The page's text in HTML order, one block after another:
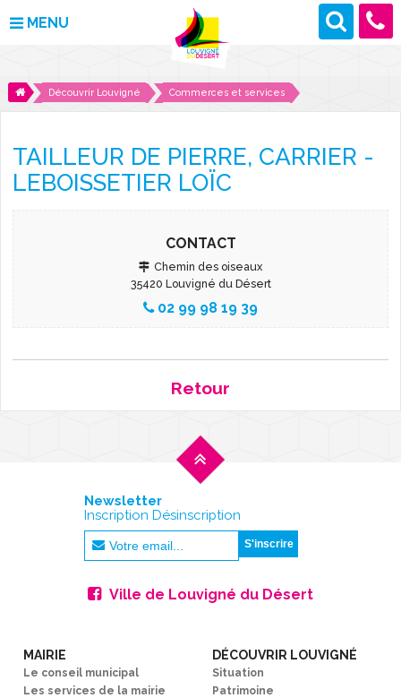
MENU
MAIRIE
DÉCOUVRIR LOUVIGNÉ
DES PROJETS POUR DEMAIN
Découvrir Louvigné Commerces et services
TAILLEUR DE PIERRE, CARRIER -
LEBOISSETIER LOÏC
CONTACT
Chemin des oiseaux
35420 Louvigné du Désert
02 99 98 19 39
Retour
Newsletter
Inscription Désinscription
Ville de Louvigné du Désert
MAIRIE
Le conseil municipal
Les services de la mairie
DÉCOUVRIR LOUVIGNÉ
Situation
Patrimoine